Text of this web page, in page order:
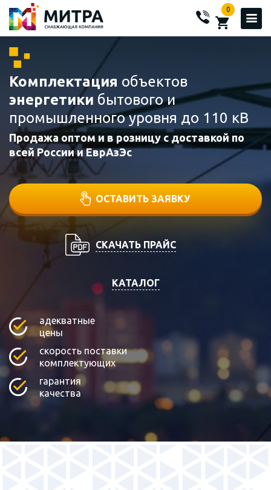
0
Комплектация объектов
энергетики бытового и
промышленного уровня до 110 кВ
Продажа оптом и в розницу с доставкой по
всей России и ЕврАзЭс
ОСТАВИТЬ ЗАЯВКУ
СКАЧАТЬ ПРАЙС
КАТАЛОГ
адекватные
цены
скорость поставки
комплектующих
гарантия
качества